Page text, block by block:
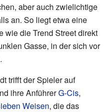
aber auch zwielichtige
an. So liegt etwa eine
wie die Trend Street direkt
Gasse, in der sich vor
trifft der Spieler auf
ihre AnführerG-Cis,
Weisen, die das